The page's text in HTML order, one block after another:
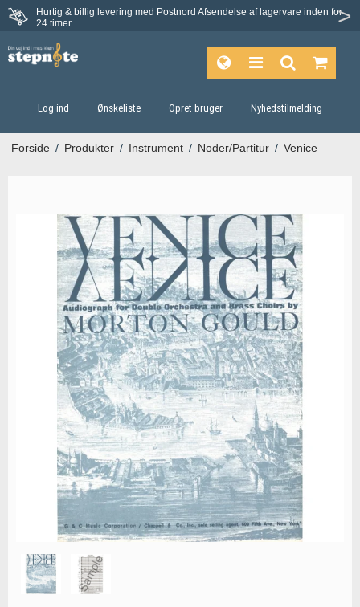
Hurtig & billig levering med Postnord Afsendelse af lagervare inden for
24 timer
Log ind Ønskeliste Opret bruger Nyhedstilmelding
Forside / Produkter / Instrument / Noder/Partitur / Venice